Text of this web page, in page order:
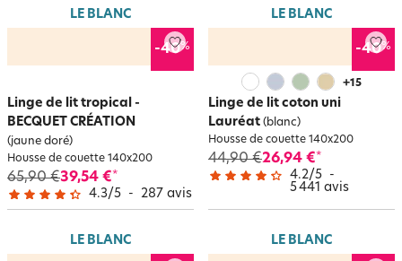
LE BLANC
-40%
Linge de lit tropical -
BECQUET CRÉATION
(jaune doré)
Housse de couette 140x200
65,90 €39,54 €*
4.3/5 - 287 avis
LE BLANC
-40%
+15
Linge de lit coton uni
Lauréat (blanc)
Housse de couette 140x200
44,90 €26,94 €*
4.2/5 -
5 441 avis
LE BLANC LE BLANC